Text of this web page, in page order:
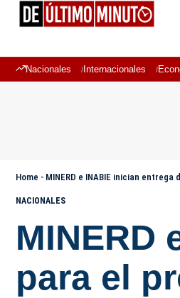
Nacionales Internacionales
Home - MINERD e INABIE inician
NACIONALES
MINERD
para el